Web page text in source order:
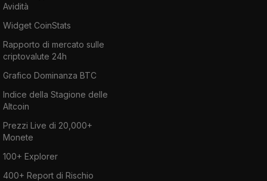
Avidità
Widget CoinStats
Rapporto di mercato sulle
criptovalute 24h
Grafico Dominanza BTC
Indice della Stagione delle
Altcoin
Prezzi Live di 20,000+
Monete
100+ Explorer
400+ Report di Rischio